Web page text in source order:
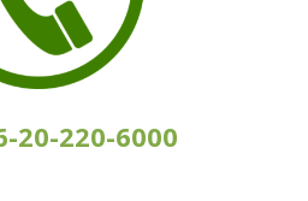
20-220-6000